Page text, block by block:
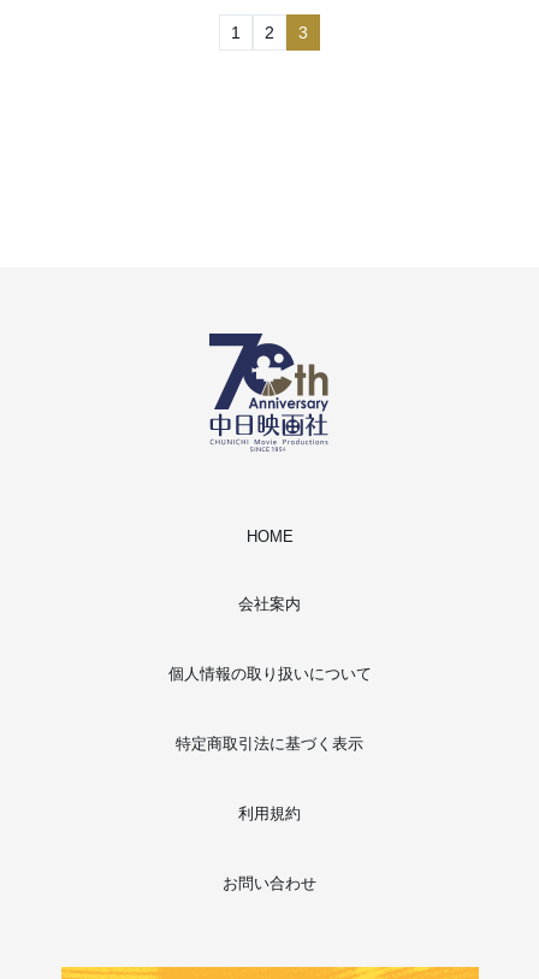
1 2 3
HOME
会社案内
個人情報の取り扱いについて
特定商取引法に基づく表示
利用規約
お問い合わせ